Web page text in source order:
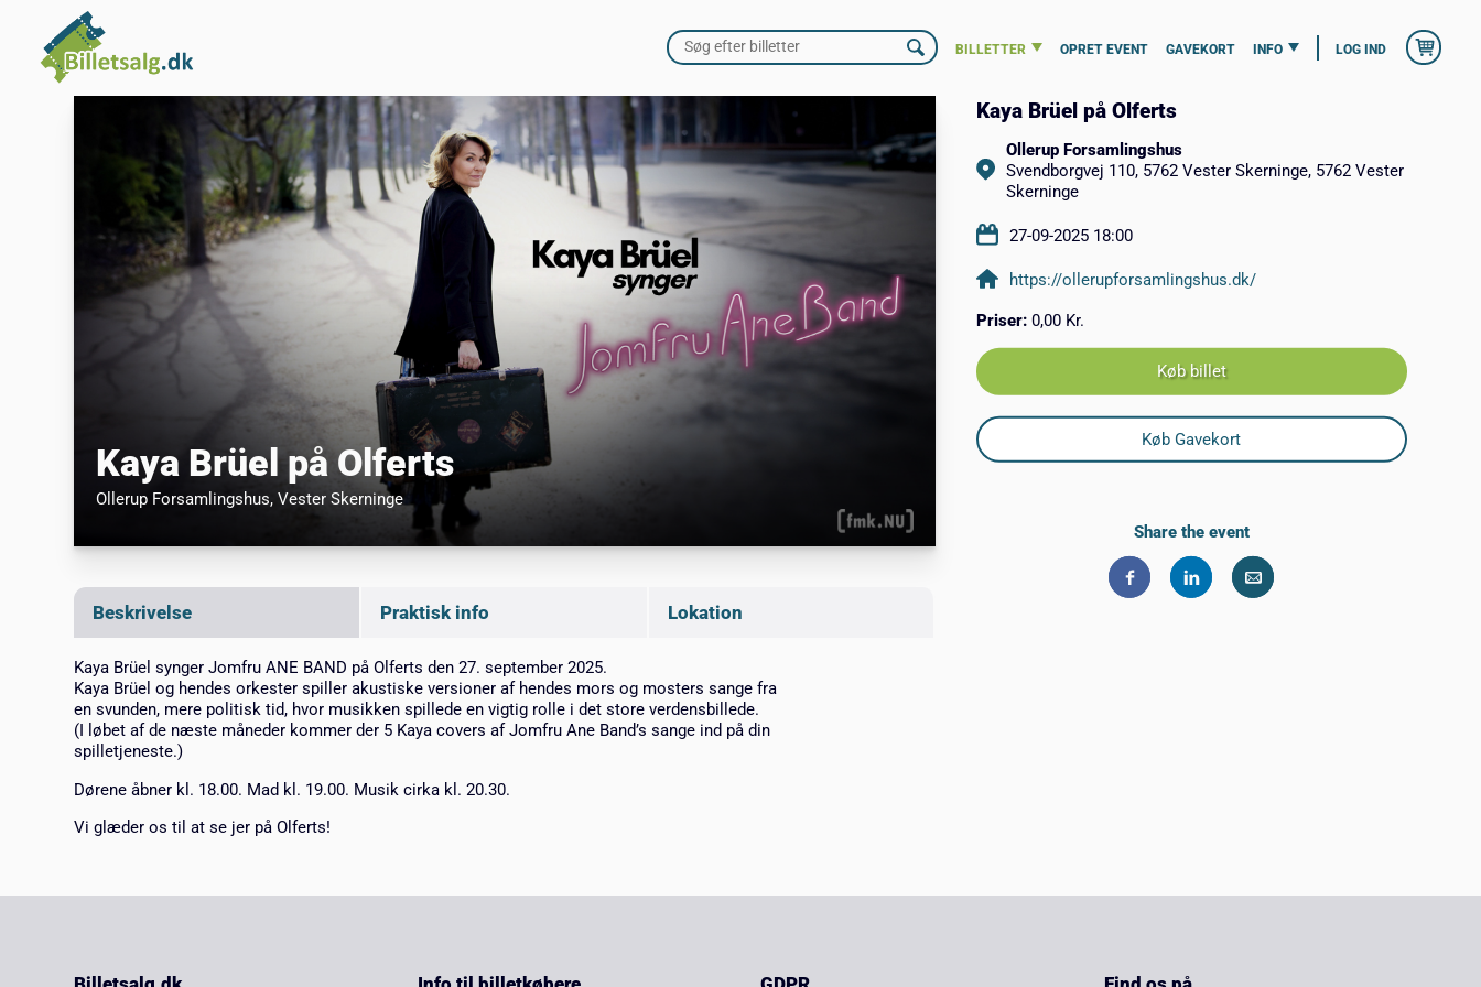
BILLETTER OPRET EVENT GAVEKORT INFO LOG IND
Kaya Brüel på Olferts
Ollerup Forsamlingshus, Vester Skerninge
Beskrivelse Praktisk info Lokation
Kaya Brüel synger Jomfru ANE BAND på Olferts den 27. september 2025.
Kaya Brüel og hendes orkester spiller akustiske versioner af hendes mors og mosters sange fra
en svunden, mere politisk tid, hvor musikken spillede en vigtig rolle i det store verdensbillede.
(I løbet af de næste måneder kommer der 5 Kaya covers af Jomfru Ane Band’s sange ind på din
spilletjeneste.)
Dørene åbner kl. 18.00. Mad kl. 19.00. Musik cirka kl. 20.30.
Vi glæder os til at se jer på Olferts!
Kaya Brüel på Olferts
Ollerup Forsamlingshus
Svendborgvej 110, 5762 Vester Skerninge, 5762 Vester
Skerninge
27-09-2025 18:00
https://ollerupforsamlingshus.dk/
Priser: 0,00 Kr.
Køb billet
Køb Gavekort
Share the event